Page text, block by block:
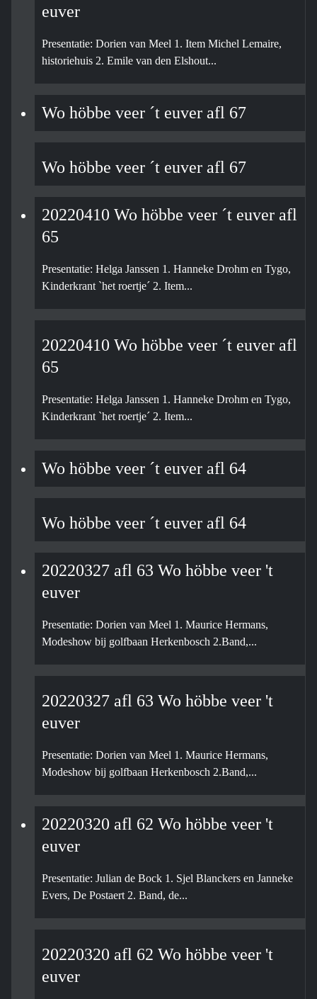
euver
Presentatie: Dorien van Meel 1. Item Michel Lemaire,
historiehuis 2. Emile van den Elshout...
Wo höbbe veer ´t euver afl 67
Wo höbbe veer ´t euver afl 67
20220410 Wo höbbe veer ´t euver afl
65
Presentatie: Helga Janssen 1. Hanneke Drohm en Tygo,
Kinderkrant `het roertje´ 2. Item...
20220410 Wo höbbe veer ´t euver afl
65
Presentatie: Helga Janssen 1. Hanneke Drohm en Tygo,
Kinderkrant `het roertje´ 2. Item...
Wo höbbe veer ´t euver afl 64
Wo höbbe veer ´t euver afl 64
20220327 afl 63 Wo höbbe veer 't
euver
Presentatie: Dorien van Meel 1. Maurice Hermans,
Modeshow bij golfbaan Herkenbosch 2.Band,...
20220327 afl 63 Wo höbbe veer 't
euver
Presentatie: Dorien van Meel 1. Maurice Hermans,
Modeshow bij golfbaan Herkenbosch 2.Band,...
20220320 afl 62 Wo höbbe veer 't
euver
Presentatie: Julian de Bock 1. Sjel Blanckers en Janneke
Evers, De Postaert 2. Band, de...
20220320 afl 62 Wo höbbe veer 't
euver